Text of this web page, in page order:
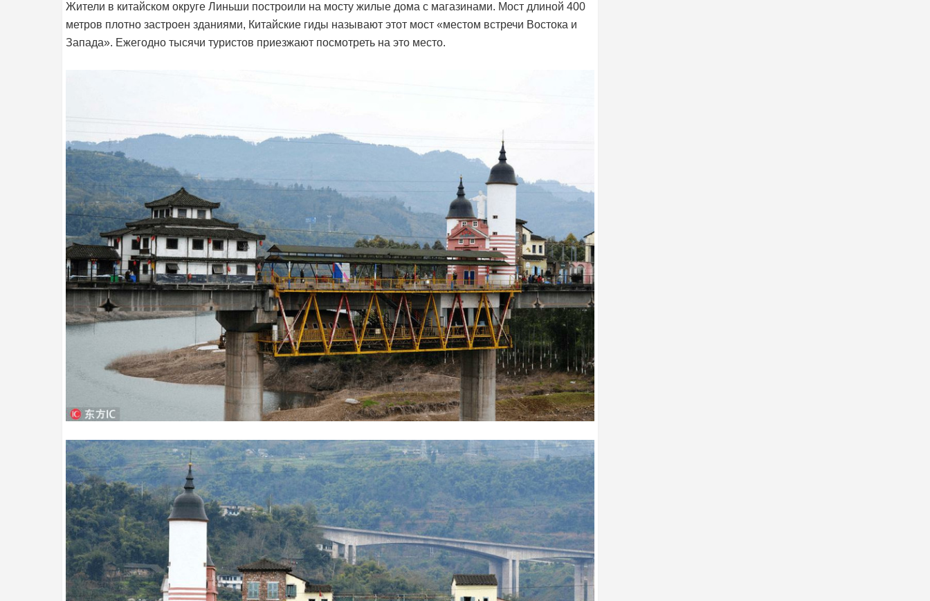
Жители в китайском округе Линьши построили на мосту жилые дома с магазинами. Мост длиной 400
метров плотно застроен зданиями, Китайские гиды называют этот мост «местом встречи Востока и
Запада». Ежегодно тысячи туристов приезжают посмотреть на это место.